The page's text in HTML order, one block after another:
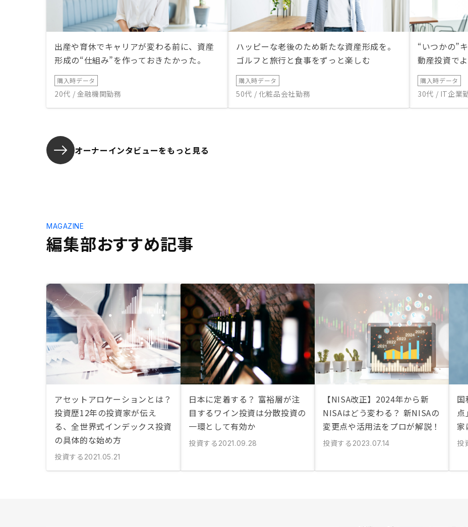
出産や育休でキャリアが変わる前に、資産
形成の“仕組み”を作っておきたかった。
購入時データ
20代 / 金融機関勤務
ハッピーな老後のため新たな資産形成を。
ゴルフと旅行と食事をずっと楽しむ
購入時データ
50代 / 化粧品会社勤務
“いつかの”
動産投資で
購入時データ
30代 / IT企業
オーナーインタビューをもっと見る
編集部おすすめ記事
MAGAZINE
アセットアロケーションとは？
投資歴12年の投資家が伝え
る、全世界式インデックス投資
の具体的な始め方
投資する 2021.05.21
日本に定着する？ 富裕層が注
目するワイン投資は分散投資の
一環として有効か
投資する 2021.09.28
【NISA改正】2024年から新
NISAはどう変わる？ 新NISAの
変更点や活用法をプロが解説！
投資する 2023.07.14
国
点
家
投